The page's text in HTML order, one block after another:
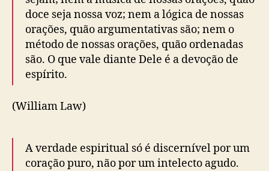
doce seja nossa voz; nem a lógica de nossas
orações, quão argumentativas são; nem o
método de nossas orações, quão ordenadas
são. O que vale diante Dele é a devoção de
espírito.
(William Law)
A verdade espiritual só é discernível por um
coração puro, não por um intelecto agudo.